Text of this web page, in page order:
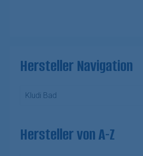
Hersteller Navigation
Kludi Bad
Hersteller von A-Z